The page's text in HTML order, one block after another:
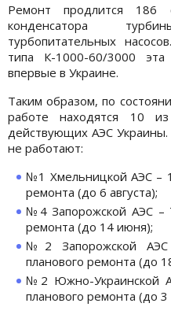
Ремонт продлится 186
конденсатора
турбопитательных
типа К-1000-60/3000
впервые в Украине.
Таким образом, по
работе находятся 10
действующих АЭС
не работают:
№1 Хмельницкой АЭС –
ремонта (до 6 августа);
№4 Запорожской АЭС –
ремонта (до 14 июня);
№2 Запорожской АЭС
планового ремонта (до
№2 Южно-Украинской
планового ремонта (до